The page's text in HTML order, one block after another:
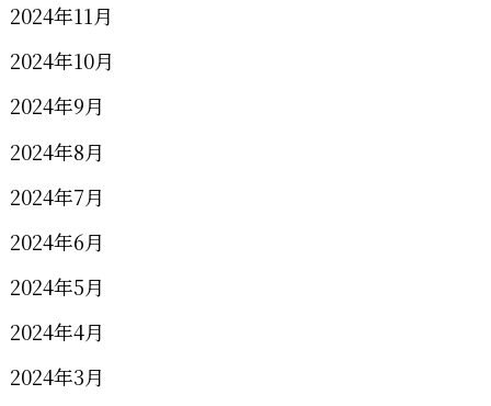
2024年11月
2024年10月
2024年9月
2024年8月
2024年7月
2024年6月
2024年5月
2024年4月
2024年3月